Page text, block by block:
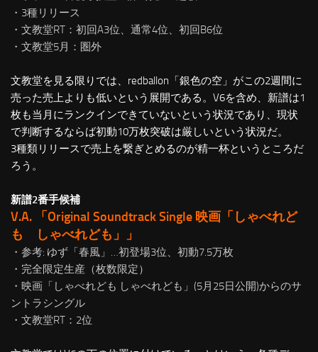
・3種リリース
・文教堂RT：初回A3位、通常4位、初回B6位
・文教堂5月：圏外
文教堂を見る限りでは、redballon「銀色の空」がこの2週間に
売った売上よりも低いという展開である。V6を含め、新譜は1
枚も当月にランクインできていないという状況であり、現状
で判断するならば初動10万枚突破は厳しいという状況だ。
3種類リリースで売上を繋ぎとめるのが精一杯というところだ
ろう。
新譜2番手候補
V.A. 「Original Soundtrack Single 映画「しゃべれど
も しゃべれども」」
・参考: ゆず「春風」…初登場3位、初動7.5万枚
・完全限定生産（枚数限定）
・映画「しゃべれども しゃべれども」(5月25日公開)からのサ
ントラシングル
・文教堂RT：2位